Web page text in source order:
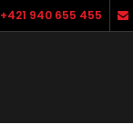
+421 940 655 455